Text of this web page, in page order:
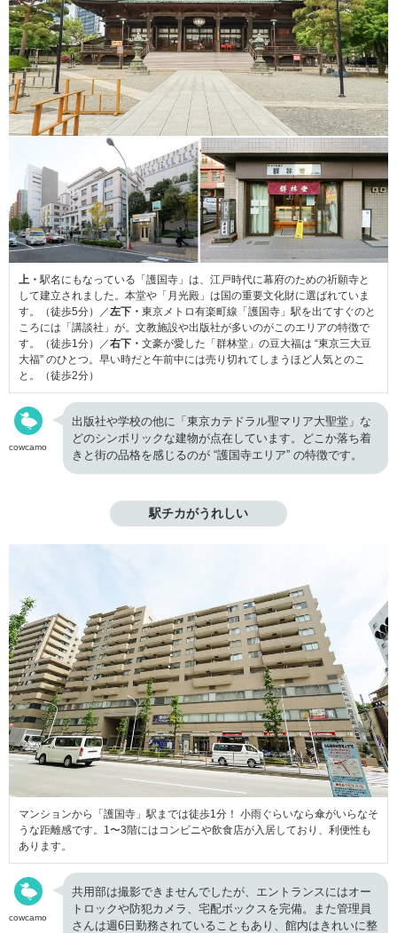
上・駅名にもなっている「護国寺」は、江戸時代に幕府のための祈願寺と
して建立されました。本堂や「月光殿」は国の重要文化財に選ばれていま
す。（徒歩5分）／左下・ 東京メトロ有楽町線「護国寺」駅を出てすぐのと
ころには「講談社」が。文教施設や出版社が多いのがこのエリアの特徴で
す。（徒歩1分）／右下・ 文豪が愛した「群林堂」の豆大福は “東京三大豆
大福” のひとつ。早い時だと午前中には売り切れてしまうほど人気とのこ
と。（徒歩2分）
cowcamo
出版社や学校の他に「東京カテドラル聖マリア大聖堂」な
どのシンボリックな建物が点在しています。どこか落ち着
きと街の品格を感じるのが “護国寺エリア” の特徴です。
駅チカがうれしい
マンションから「護国寺」駅までは徒歩1分！ 小雨ぐらいなら傘がいらなそ
うな距離感です。1〜3階にはコンビニや飲食店が入居しており、利便性も
あります。
cowcamo
共用部は撮影できませんでしたが、エントランスにはオー
トロックや防犯カメラ、宅配ボックスを完備。また管理員
さんは週6日勤務されていることもあり、館内はきれいに整